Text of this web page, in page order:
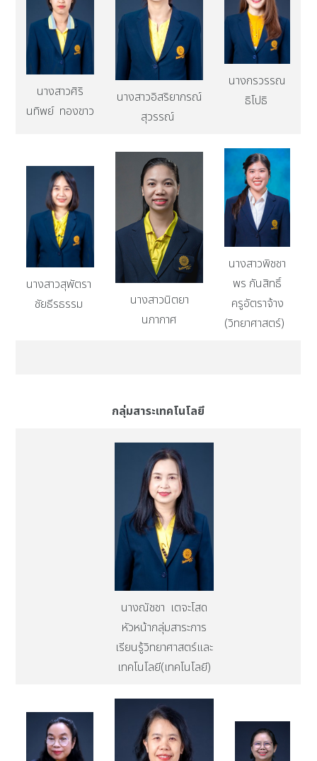
นางสาวศิริ
นทิพย์ ทองขาว
นางสาวอิสริยาภรณ์
สุวรรณ์
นางกรวรรณ
ธิโปธิ
นางสาวสุพัตรา
ชัยธีรธรรม
นางสาวนิตยา
นภากาศ
นางสาวพิชชา
พร กันสิทธิ์
ครูอัตราจ้าง
(วิทยาศาสตร์)
กลุ่มสาระเทคโนโลยี
นางณัชชา เตจะโสด
หัวหน้ากลุ่มสาระการ
เรียนรู้วิทยาศาสตร์และ
เทคโนโลยี(เทคโนโลยี)